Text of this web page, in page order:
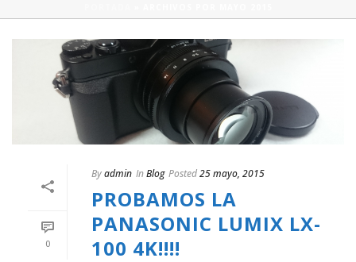
0
Byadmin InBlog Posted25 mayo, 2015
PROBAMOS LA
PANASONIC LUMIX LX-
100 4K!!!!